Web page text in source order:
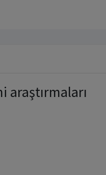
araştırmaları